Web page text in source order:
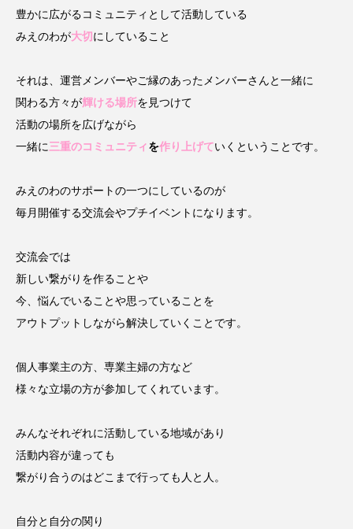
豊かに広がるコミュニティとして活動している
みえのわが大切にしていること
それは、運営メンバーやご縁のあったメンバーさんと一緒に
関わる方々が輝ける場所を見つけて
活動の場所を広げながら
一緒に三重のコミュニティを作り上げていくということです。
みえのわのサポートの一つにしているのが
毎月開催する交流会やプチイベントになります。
交流会では
新しい繋がりを作ることや
今、悩んでいることや思っていることを
アウトプットしながら解決していくことです。
個人事業主の方、専業主婦の方など
様々な立場の方が参加してくれています。
みんなそれぞれに活動している地域があり
活動内容が違っても
繋がり合うのはどこまで行っても人と人。
自分と自分の関り